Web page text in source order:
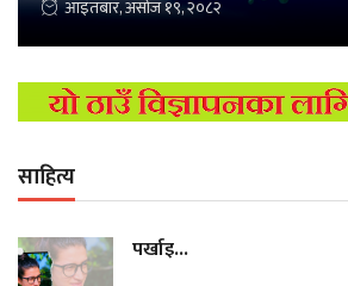
आइतबार, असोज १९, २०८२
साहित्य
पर्खाइ...